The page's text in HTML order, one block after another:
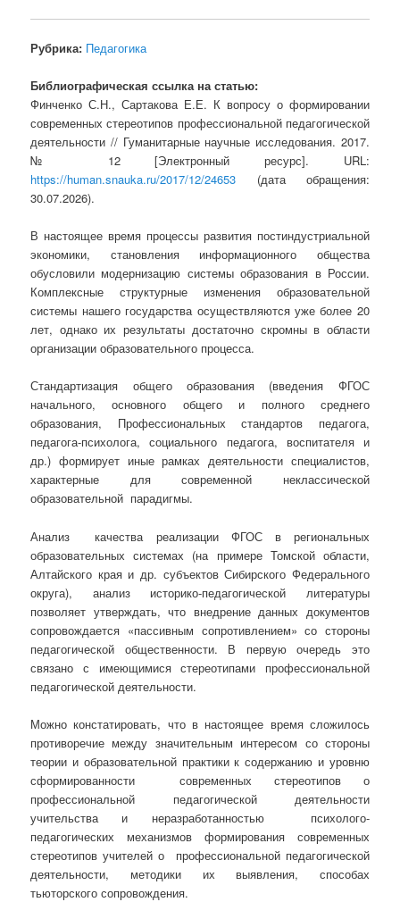
Рубрика: Педагогика
Библиографическая ссылка на статью:
Финченко С.Н., Сартакова Е.Е. К вопросу о формировании
современных стереотипов профессиональной педагогической
деятельности // Гуманитарные научные исследования. 2017.
№ 12 [Электронный ресурс]. URL:
https://human.snauka.ru/2017/12/24653 (дата обращения:
30.07.2026).
В настоящее время процессы развития постиндустриальной
экономики, становления информационного общества
обусловили модернизацию системы образования в России.
Комплексные структурные изменения образовательной
системы нашего государства осуществляются уже более 20
лет, однако их результаты достаточно скромны в области
организации образовательного процесса.
Стандартизация общего образования (введения ФГОС
начального, основного общего и полного среднего
образования, Профессиональных стандартов педагога,
педагога-психолога, социального педагога, воспитателя и
др.) формирует иные рамках деятельности специалистов,
характерные для современной неклассической
образовательной парадигмы.
Анализ качества реализации ФГОС в региональных
образовательных системах (на примере Томской области,
Алтайского края и др. субъектов Сибирского Федерального
округа), анализ историко-педагогической литературы
позволяет утверждать, что внедрение данных документов
сопровождается «пассивным сопротивлением» со стороны
педагогической общественности. В первую очередь это
связано с имеющимися стереотипами профессиональной
педагогической деятельности.
Можно констатировать, что в настоящее время сложилось
противоречие между значительным интересом со стороны
теории и образовательной практики к содержанию и уровню
сформированности современных стереотипов о
профессиональной педагогической деятельности
учительства и неразработанностью психолого-
педагогических механизмов формирования современных
стереотипов учителей о профессиональной педагогической
деятельности, методики их выявления, способах
тьюторского сопровождения.